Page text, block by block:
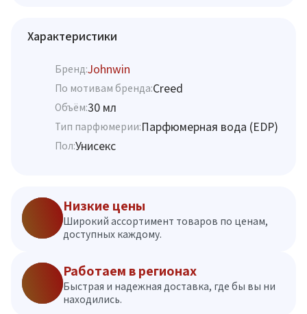
Характеристики
Бренд:Johnwin
По мотивам бренда:Creed
Объём:30 мл
Тип парфюмерии:Парфюмерная вода (EDP)
Пол:Унисекс
Низкие цены
Широкий ассортимент товаров по ценам,
доступных каждому.
Работаем в регионах
Быстрая и надежная доставка, где бы вы ни
находились.